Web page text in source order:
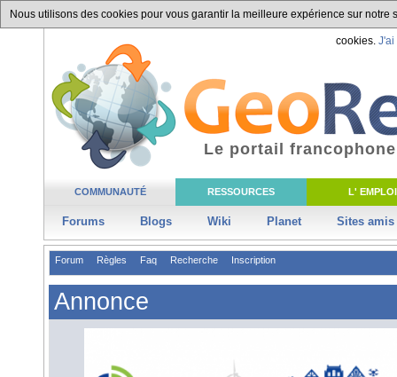
Nous utilisons des cookies pour vous garantir la meilleure expérience sur
cookies. J'ai
COMMUNAUTÉ RESSOURCES L' EMPLOI
Forums Blogs Wiki Planet Sites amis
Le portail
Forum Règles Faq Recherche Inscription
Annonce